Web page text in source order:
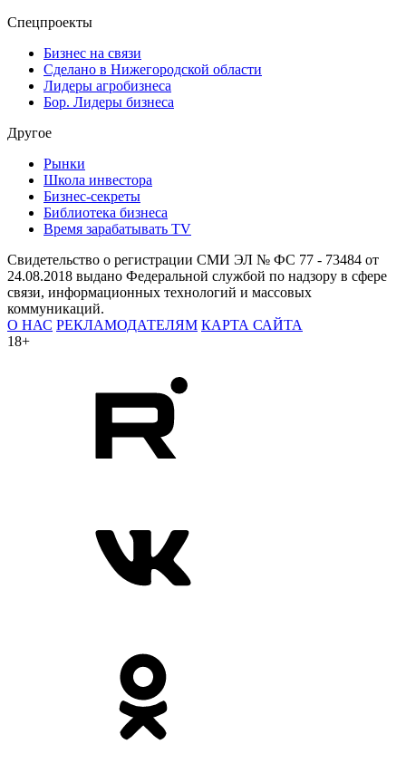
Спецпроекты
Бизнес на связи
Сделано в Нижегородской области
Лидеры агробизнеса
Бор. Лидеры бизнеса
Другое
Рынки
Школа инвестора
Бизнес-секреты
Библиотека бизнеса
Время зарабатывать TV
Свидетельство о регистрации СМИ ЭЛ № ФС 77 - 73484 от
24.08.2018 выдано Федеральной службой по надзору в сфере
связи, информационных технологий и массовых
коммуникаций.
О НАС РЕКЛАМОДАТЕЛЯМ КАРТА САЙТА
18+